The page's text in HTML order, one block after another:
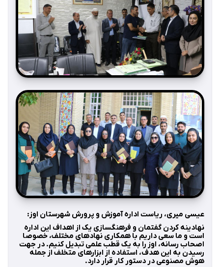
عیسی میری، ریاست اداره آموزش و پرورش شهرستان اوز:
نهادینه کردن گفتمان و فرهنگسازی یک از اهداف این اداره
است و ما سعی داریم با همکاری نهادهای مختلف، خصوصا
اصحاب رسانه، اوز را به یک قطب علمی تبدیل کنیم. در جهت
رسیدن به این هدف، استفاده از ابزارهای متخلف از جمله
هوش مصنوعی در دستور کار قرار دارد.